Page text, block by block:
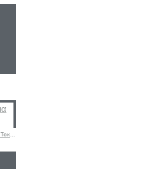
Χειροποίητη λαμπάδα για κορίτσια Τικ Τοκ μωβ